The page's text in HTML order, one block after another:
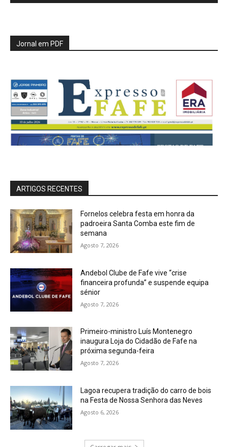
Jornal em PDF
ARTIGOS RECENTES
Fornelos celebra festa em honra da
padroeira Santa Comba este fim de
semana
Agosto 7, 2026
Andebol Clube de Fafe vive “crise
financeira profunda” e suspende equipa
sénior
Agosto 7, 2026
Primeiro-ministro Luís Montenegro
inaugura Loja do Cidadão de Fafe na
próxima segunda-feira
Agosto 7, 2026
Lagoa recupera tradição do carro de bois
na Festa de Nossa Senhora das Neves
Agosto 6, 2026